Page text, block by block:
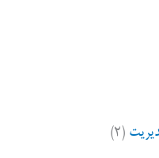
(۲)